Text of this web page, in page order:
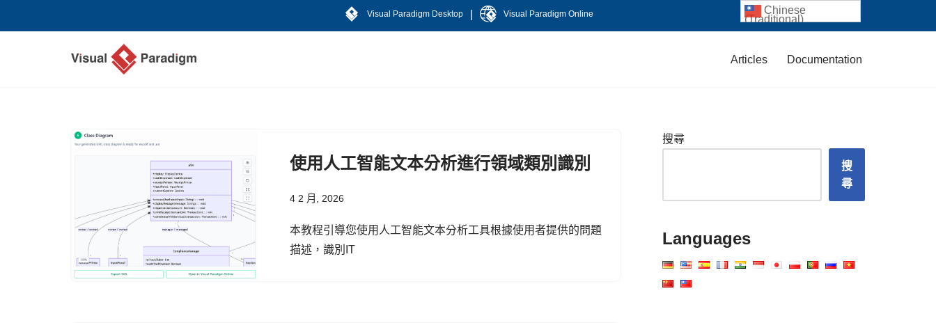
Visual Paradigm Desktop Visual Paradigm Online
Articles Documentation
使用人工智能文本分析進行領域類別識別
4 2 月, 2026
本教程引導您使用人工智能文本分析工具根據使用者提供的問題
描述，識別IT
搜尋
搜
尋
Languages
Chinese
(Traditional)